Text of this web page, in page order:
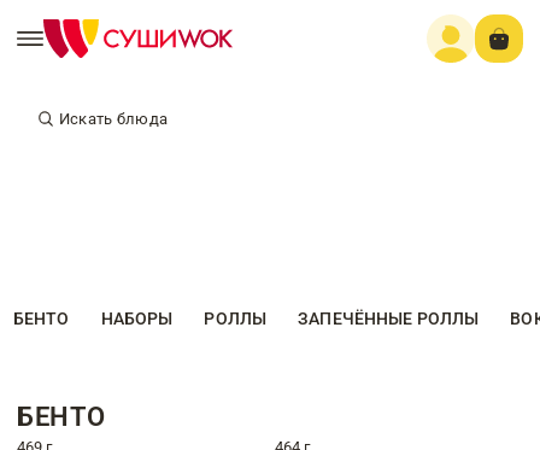
Искать блюда
БЕНТО НАБОРЫ РОЛЛЫ ЗАПЕЧЁННЫЕ РОЛЛЫ
БЕНТО